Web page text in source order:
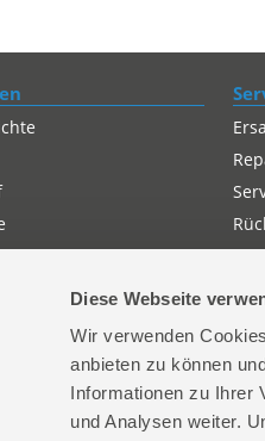
Diese Webseite
Wir verwenden
anbieten zu können
Informationen zu Ihrer
und Analysen weiter.
International
Internetpartner